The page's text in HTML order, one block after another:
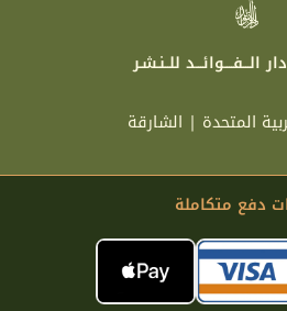
دار الـــفــــوائـــد للــنـشـر
المتحدة | الشارقة
دفع متكاملة